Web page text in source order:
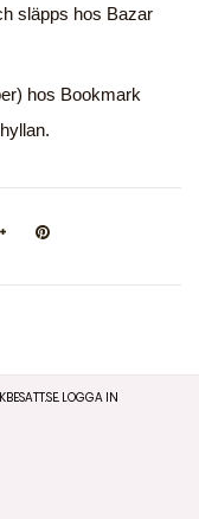
släpps hos Bazar
hos Bookmark
LOGGA IN